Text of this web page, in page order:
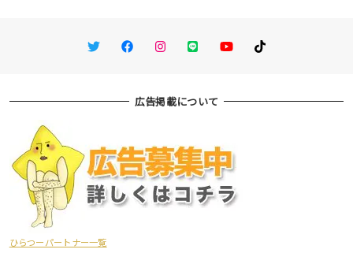
TwitterFacebookInstagram
LINE You TubeTikTok
広告掲載について
ひらつーパートナー一覧